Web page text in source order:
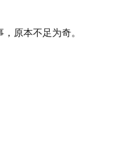
原本不足为奇。